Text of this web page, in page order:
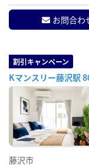
お問合わ
割引キャンペーン
Kマンスリー藤沢駅
藤沢市